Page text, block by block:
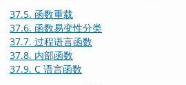
37.5. 函数重载
37.6. 函数易变性分类
37.7. 过程语言函数
37.8. 内部函数
37.9. C 语言函数